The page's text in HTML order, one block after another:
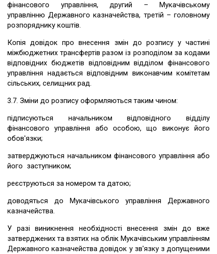
фінансового управління, другий – Мукачівському
управлінню Державного казначейства, третій – головному
розпоряднику коштів.
Копія довідок про внесення змін до розпису у частині
міжбюджетних трансфертів разом із розподілом за кодами
відповідних бюджетів відповідним відділом фінансового
управління надається відповідним виконавчим комітетам
сільських, селищних рад.
3.7. Зміни до розпису оформляються таким чином:
підписуються начальником відповідного відділу
фінансового управління або особою, що виконує його
обов'язки;
затверджуються начальником фінансового управління або
його заступником;
реєструються за номером та датою;
доводяться до Мукачівського управління Державного
казначейства.
У разі виникнення необхідності внесення змін до вже
затверджених та взятих на облік Мукачівським управлінням
Державного казначейства довідок у зв'язку з допущеними